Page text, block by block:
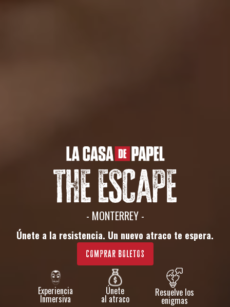
- MONTERREY -
Únete a la resistencia. Un nuevo atraco te espera.
Comprar boletos
Experiencia
Inmersiva
Únete
al atraco
Resuelve los
enigmas